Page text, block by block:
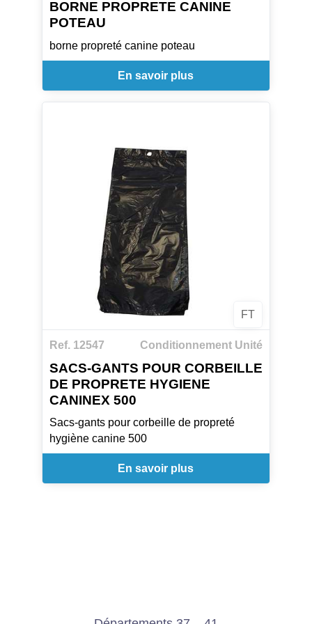
BORNE PROPRETE CANINE
POTEAU
borne propreté canine poteau
En savoir plus
FT
Ref. 12547 Conditionnement Unité
SACS-GANTS POUR CORBEILLE
DE PROPRETE HYGIENE
CANINEX 500
Sacs-gants pour corbeille de propreté
hygiène canine 500
En savoir plus